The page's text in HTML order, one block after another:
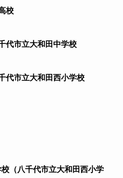
校
代市立大和田中学校
代市立大和田西小学校
（八千代市立大和田西小学